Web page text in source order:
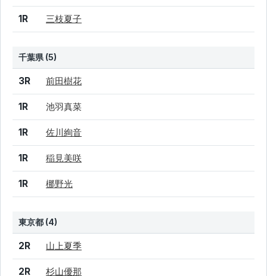
1R 三枝夏子
千葉県 (5)
結果 シード 選手名
3R 前田樹花
1R 池羽真菜
1R 佐川絢音
1R 稲見美咲
1R 梛野光
東京都 (4)
結果 シード 選手名
2R 山上夏季
2R 杉山優那